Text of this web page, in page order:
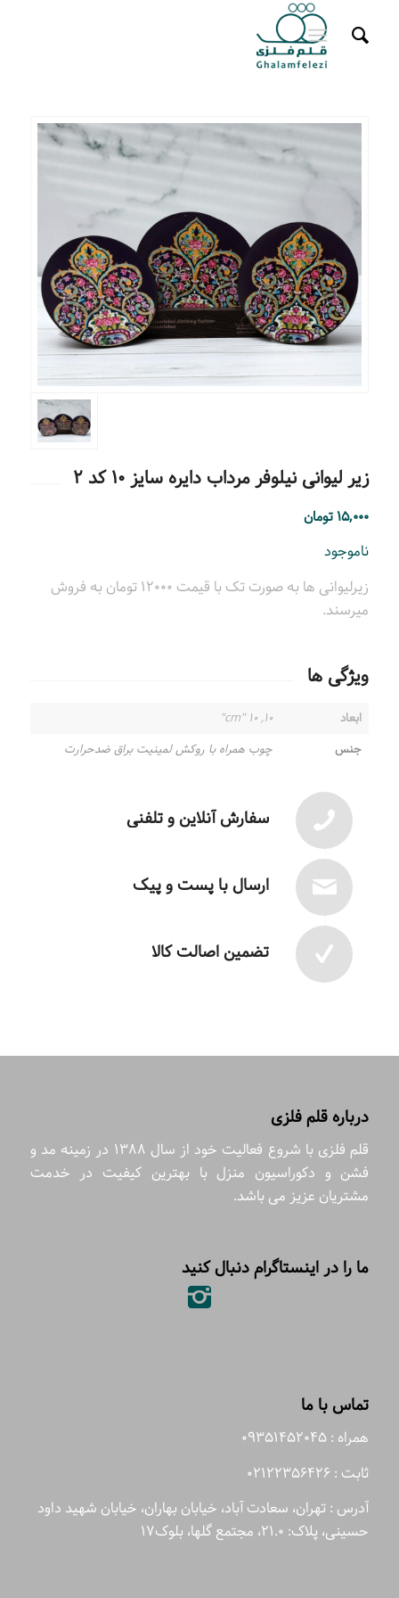
زیر لیوانی نیلوفر مرداب دایره سایز ۱۰ کد ۲
۱۵,۰۰۰ تومان
ناموجود
زیرلیوانی ها به صورت تک با قیمت ۱۲۰۰۰ تومان به فروش
میرسند.
ویژگی ها
ابعاد
۱۰, ۱۰ "cm"
جنس
چوب همراه با روکش لمینیت براق ضدحرارت
سفارش آنلاین و تلفنی
ارسال با پست و پیک
تضمین اصالت کالا
درباره قلم فلزی
قلم فلزی با شروع فعالیت خود از سال 1388 در زمینه مد و
فشن و دکوراسیون منزل با بهترین کیفیت در خدمت
مشتریان عزیز می باشد.
ما را در اینستاگرام دنبال کنید
تماس با ما
همراه : 09351452045
ثابت : 02122356426
آدرس : تهران، سعادت آباد، خیابان بهاران، خیابان شهید داود
حسینی، پلاک: 21.0، مجتمع گلها، بلوک17